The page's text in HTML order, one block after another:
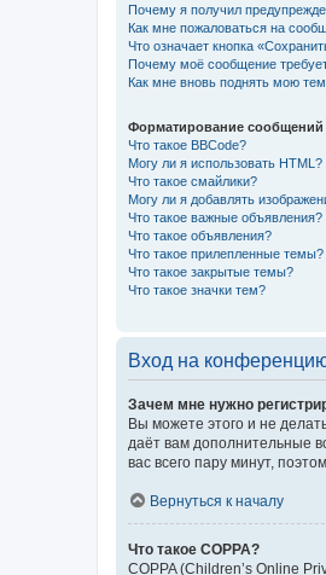
Почему я получил
Как мне пожаловаться на
Что означает кнопка
Почему моё сообщение
Как мне вновь поднять мою
Форматирование сообщений
Что такое BBCode?
Могу ли я использовать HTML?
Что такое смайлики?
Могу ли я добавлять
Что такое важные объявления?
Что такое объявления?
Что такое прилепленные темы?
Что такое закрытые темы?
Что такое значки тем?
Вход на
Зачем мне нужно
Вы можете этого и не
даёт вам дополнительные
вас всего пару минут,
Вернуться к началу
Что такое COPPA?
COPPA (Children’s Online